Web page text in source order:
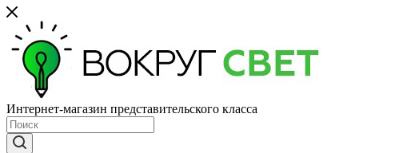
Интернет-магазин представительского класса